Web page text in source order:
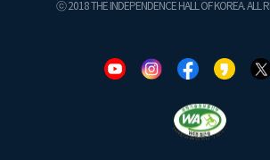
ⓒ 2018 THE INDEPENDENCE HALL OF KOREA. ALL